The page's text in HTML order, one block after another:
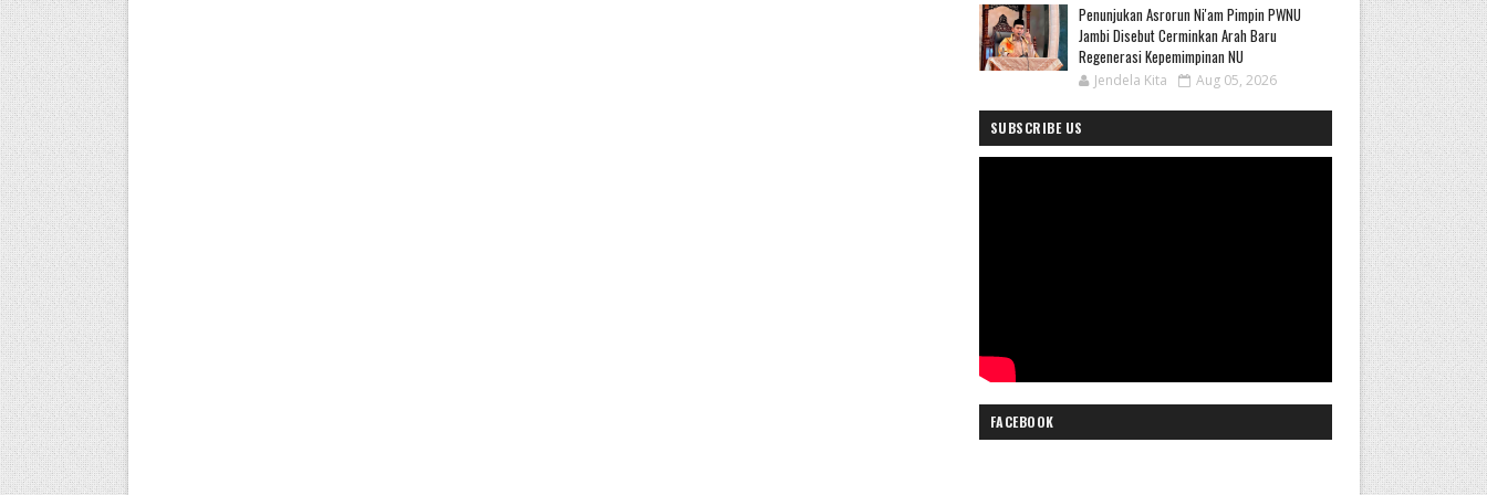
Penunjukan Asrorun Ni'am Pimpin PWNU
Jambi Disebut Cerminkan Arah Baru
Regenerasi Kepemimpinan NU
Jendela Kita Aug 05, 2026
SUBSCRIBE US
FACEBOOK